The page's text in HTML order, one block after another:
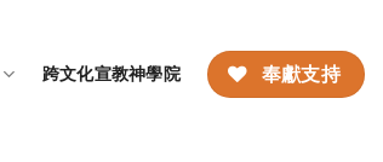
跨文化宣教神學院 奉獻支持